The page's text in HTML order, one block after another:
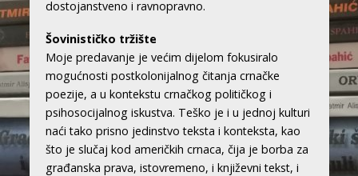
dostojanstveno i ravnopravno.
Šovinističko tržište
Moje predavanje je većim dijelom fokusiralo
mogućnosti postkolonijalnog čitanja crnačke
poezije, a u kontekstu crnačkog političkog i
psihosocijalnog iskustva. Teško je i u jednoj kulturi
naći tako prisno jedinstvo teksta i konteksta, kao
što je slučaj kod američkih crnaca, čija je borba za
građanska prava, istovremeno, i književni tekst, i